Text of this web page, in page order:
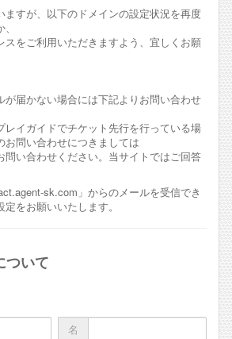
ますが、以下のドメインの設定状況を再度
スをご利用いただきますよう、宜しくお願
が届かない場合には下記よりお問い合わせ
レイガイドでチケット先行を行っている場
お問い合わせにつきましては
問い合わせください。当サイトではご回答
sk.com」からのメールを受信でき
をお願いいたします。
ついて
名